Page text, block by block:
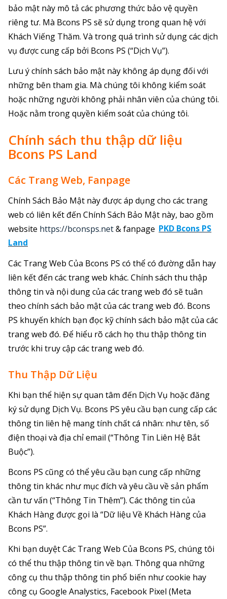
bảo mật này mô tả các phương thức bảo vệ quyền
riêng tư. Mà Bcons PS sẽ sử dụng trong quan hệ với
Khách Viếng Thăm. Và trong quá trình sử dụng các dịch
vụ được cung cấp bởi Bcons PS (“Dịch Vụ”).
Lưu ý chính sách bảo mật này không áp dụng đối với
những bên tham gia. Mà chúng tôi không kiểm soát
hoặc những người không phải nhân viên của chúng tôi.
Hoặc nằm trong quyền kiểm soát của chúng tôi.
Chính sách thu thập dữ liệu
Bcons PS Land
Các Trang Web, Fanpage
Chính Sách Bảo Mật này được áp dụng cho các trang
web có liên kết đến Chính Sách Bảo Mật này, bao gồm
website https://bconsps.net& fanpage PKD Bcons PS
Land
Các Trang Web Của Bcons PS có thể có đường dẫn hay
liên kết đến các trang web khác. Chính sách thu thập
thông tin và nội dung của các trang web đó sẽ tuân
theo chính sách bảo mật của các trang web đó. Bcons
PS khuyến khích bạn đọc kỹ chính sách bảo mật của các
trang web đó. Để hiểu rõ cách họ thu thập thông tin
trước khi truy cập các trang web đó.
Thu Thập Dữ Liệu
Khi bạn thể hiện sự quan tâm đến Dịch Vụ hoặc đăng
ký sử dụng Dịch Vụ. Bcons PS yêu cầu bạn cung cấp các
thông tin liên hệ mang tính chất cá nhân: như tên, số
điện thoại và địa chỉ email (“Thông Tin Liên Hệ Bắt
Buộc”).
Bcons PS cũng có thể yêu cầu bạn cung cấp những
thông tin khác như mục đích và yêu cầu về sản phẩm
cần tư vấn (“Thông Tin Thêm”). Các thông tin của
Khách Hàng được gọi là “Dữ liệu Về Khách Hàng của
Bcons PS”.
Khi bạn duyệt Các Trang Web Của Bcons PS, chúng tôi
có thể thu thập thông tin về bạn. Thông qua những
công cụ thu thập thông tin phổ biến như cookie hay
công cụ Google Analystics, Facebook Pixel (Meta